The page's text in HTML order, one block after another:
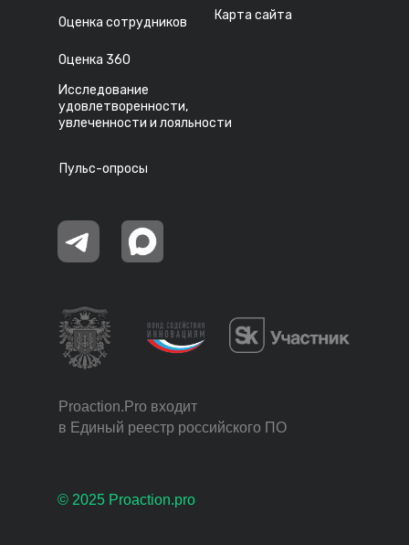
© 2025 Proaction.pro
Карта сайта
Оценка сотрудников
Оценка 360
Исследование
удовлетворенности,
увлеченности и лояльности
Пульс-опросы
Proaction.Pro входит
в Единый реестр российского ПО